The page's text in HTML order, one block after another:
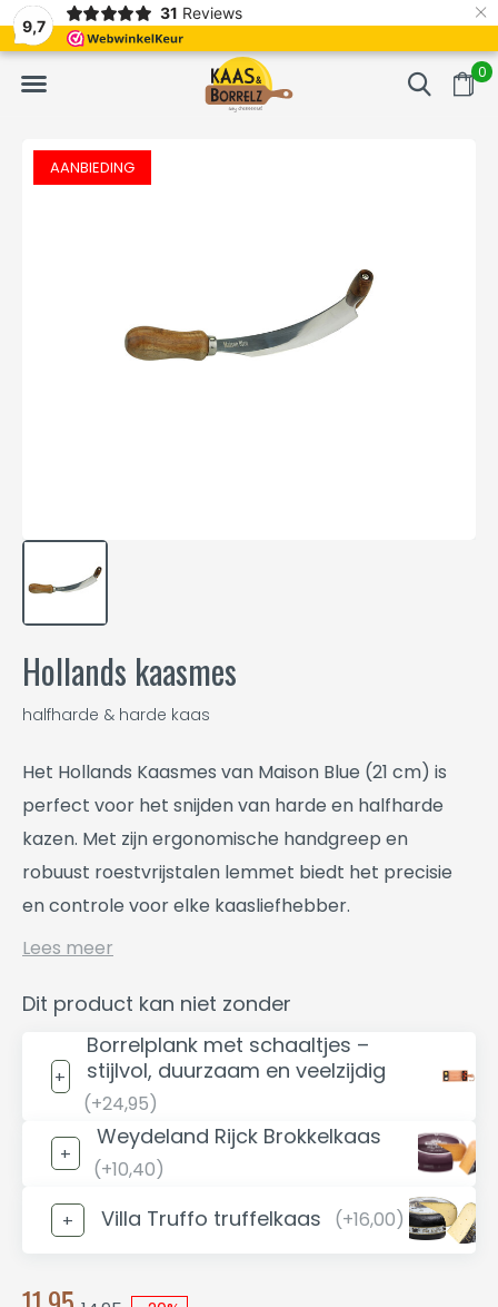
9,7
31 Reviews ×
0
Vaak volgende dag geleverd Gratis bezorgd
AANBIEDING
Hollands kaasmes
halfharde & harde kaas
Het Hollands Kaasmes van Maison Blue (21 cm) is
perfect voor het snijden van harde en halfharde
kazen. Met zijn ergonomische handgreep en
robuust roestvrijstalen lemmet biedt het precisie
en controle voor elke kaasliefhebber.
Lees meer
Dit product kan niet zonder
Borrelplank met schaaltjes –
stijlvol, duurzaam en veelzijdig
(+24,95)
Weydeland Rijck Brokkelkaas
(+10,40)
Villa Truffo truffelkaas (+16,00)